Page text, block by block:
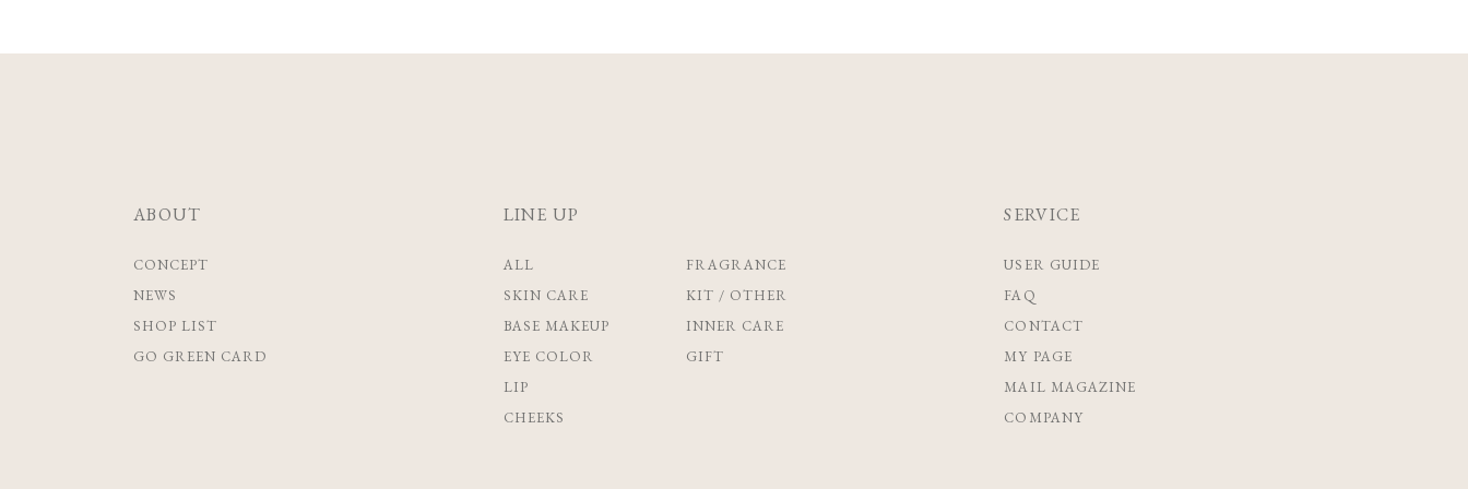
ABOUT
CONCEPT
NEWS
SHOP LIST
GO GREEN CARD
LINE UP
ALL
SKIN CARE
BASE MAKEUP
EYE COLOR
LIP
CHEEKS
FRAGRANCE
KIT / OTHER
INNER CARE
GIFT
SERVICE
USER GUIDE
FAQ
CONTACT
MY PAGE
MAIL MAGAZINE
COMPANY